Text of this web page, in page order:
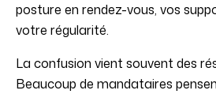
posture en rendez-vous, vos
votre régularité.
La confusion vient souvent des
Beaucoup de mandataires